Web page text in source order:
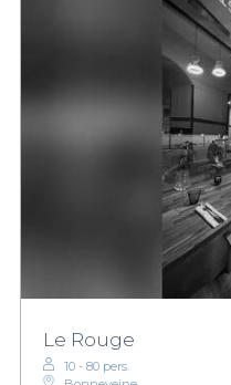
Le Rouge
10 - 80 pers.